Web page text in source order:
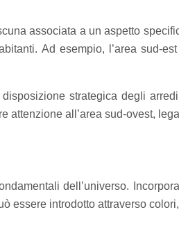
associata a un aspetto
Ad esempio, l’area sud-
strategica degli
all’area sud-ovest,
dell’universo.
essere introdotto attraverso